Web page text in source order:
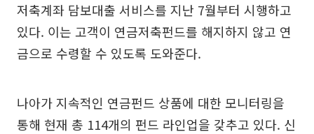
저축계좌 담보대출 서비스를 지난 7월부터 시행하고
있다. 이는 고객이 연금저축펀드를 해지하지 않고 연
금으로 수령할 수 있도록 도와준다.
나아가 지속적인 연금펀드 상품에 대한 모니터링을
통해 현재 총 114개의 펀드 라인업을 갖추고 있다. 신